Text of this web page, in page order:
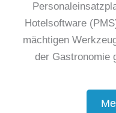
Hotelsoftware
mächtigen
der Gastronomie